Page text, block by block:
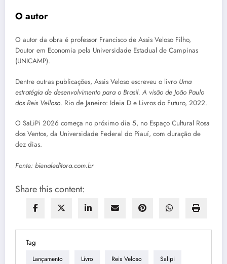
O autor
O autor da obra é professor Francisco de Assis Veloso Filho,
Doutor em Economia pela Universidade Estadual de Campinas
(UNICAMP).
Dentre outras publicações, Assis Veloso escreveu o livro Uma
estratégia de desenvolvimento para o Brasil. A visão de João Paulo
dos Reis Velloso. Rio de Janeiro: Ideia D e Livros do Futuro, 2022.
O SaLiPi 2026 começa no próximo dia 5, no Espaço Cultural Rosa
dos Ventos, da Universidade Federal do Piauí, com duração de
dez dias.
Fonte: bienaleditora.com.br
Share this content:
Tag
Lançamento Livro Reis Veloso Salipi